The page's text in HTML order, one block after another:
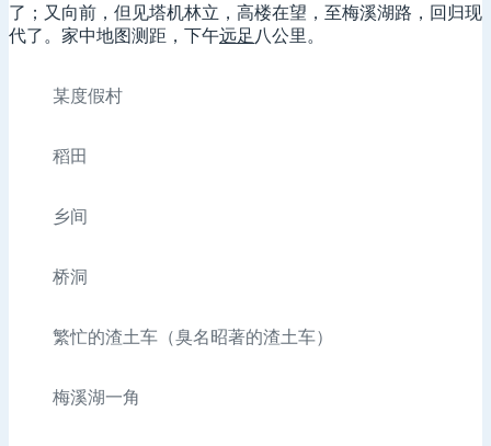
了；又向前，但见塔机林立，高楼在望，至梅溪湖路，回归现
代了。家中地图测距，下午远足 八公里。
某度假村
稻田
乡间
桥洞
繁忙的渣土车（臭名昭著的渣土车）
梅溪湖一角